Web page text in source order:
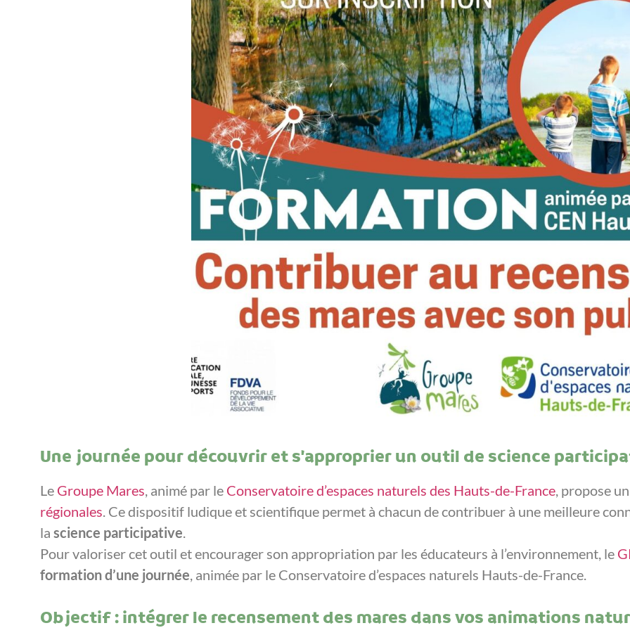
Une journée pour découvrir et s’approprier un outil de science
Le Groupe Mares, animé par le Conservatoire d’espaces naturels des Hauts-de-France, propose un
régionales. Ce dispositif ludique et scientifique permet à chacun de contribuer à une meilleure
la science participative.
Pour valoriser cet outil et encourager son appropriation par les éducateurs à l’environnement, le
formation d’une journée, animée par le Conservatoire d’espaces naturels Hauts-de-France.
Objectif : intégrer le recensement des mares dans vos animations